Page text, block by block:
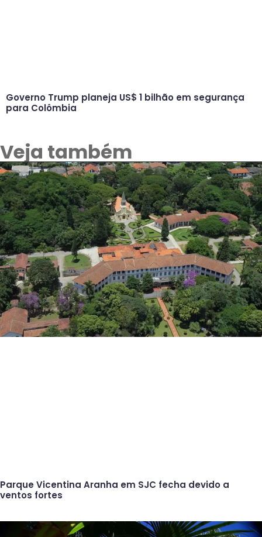
Governo Trump planeja US$ 1 bilhão em segurança
para Colômbia
Veja também
Parque Vicentina Aranha em SJC fecha devido a
ventos fortes